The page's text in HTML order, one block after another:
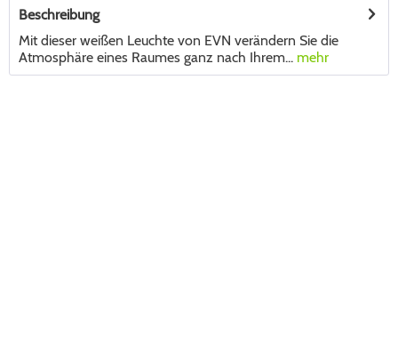
Beschreibung
Mit dieser weißen Leuchte von EVN verändern Sie die
Atmosphäre eines Raumes ganz nach Ihrem... mehr